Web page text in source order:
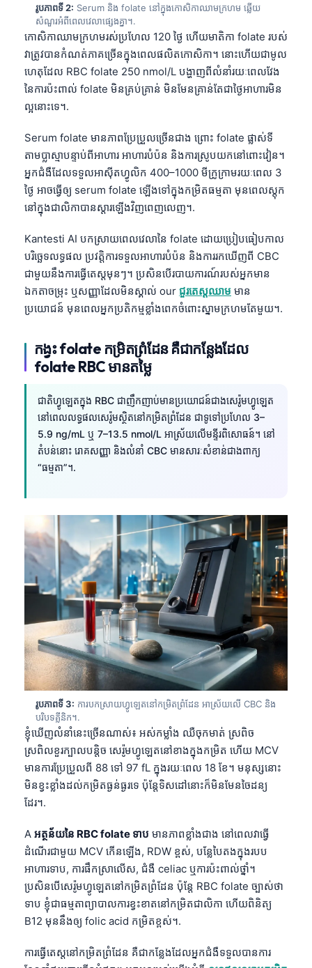
រូបភាពទី 2: Serum និង folate នៅក្នុងកោសិកាឈាមក្រហម ឆ្លើយ
សំណួរអំពីពេលវេលាផ្សេងគ្នា។.
កោសិកាឈាមក្រហមរស់ប្រហែល 120 ថ្ងៃ ហើយមាតិកា folate របស់
វាត្រូវបានកំណត់ភាគច្រើនក្នុងពេលផលិតកោសិកា។ នោះហើយជាមូល
ហេតុដែល RBC folate 250 nmol/L បង្ហាញពីលំនាំរយៈពេលវែង
នៃការប៉ះពាល់ folate មិនគ្រប់គ្រាន់ មិនមែនគ្រាន់តែជាថ្ងៃអាហារមិន
ល្អនោះទេ។.
Serum folate មានភាពប្រែប្រួលច្រើនជាង ព្រោះ folate ផ្លាស់ទី
តាមប្លាស្មាបន្ទាប់ពីអាហារ អាហារបំប៉ន និងការស្រូបយកនៅពោះវៀន។
អ្នកជំងឺដែលទទួលអាស៊ីតហ្វូលិក 400–1000 មីក្រូក្រាមរយៈពេល 3
ថ្ងៃ អាចធ្វើឲ្យ serum folate ឡើងទៅក្នុងកម្រិតធម្មតា មុនពេលស្តុក
នៅក្នុងជាលិកាបានស្តារឡើងវិញពេញលេញ។.
Kantesti AI បកស្រាយពេលវេលានៃ folate ដោយប្រៀបធៀបកាល
បរិច្ឆេទលទ្ធផល ប្រវត្តិការទទួលអាហារបំប៉ន និងការរកឃើញពី CBC
ជាមួយនឹងការធ្វើតេស្តមុនៗ។ ប្រសិនបើរបាយការណ៍របស់អ្នកមាន
ឯកតាចម្រុះ ឬសញ្ញាដែលមិនស្គាល់ our ជួរតេស្តឈាម មាន
ប្រយោជន៍ មុនពេលអ្នកប្រតិកម្មខ្លាំងពេកចំពោះស្នាមក្រហមតែមួយ។.
កង្វះ folate កម្រិតព្រំដែន គឺជាកន្លែងដែល
folate RBC មានតម្លៃ
ជាតិហ្វូឡេតក្នុង RBC ជាញឹកញាប់មានប្រយោជន៍ជាងសេរ៉ូមហ្វូឡេត
នៅពេលលទ្ធផលសេរ៉ូមស្ថិតនៅកម្រិតព្រំដែន ជាទូទៅប្រហែល 3–
5.9 ng/mL ឬ 7–13.5 nmol/L អាស្រ័យលើមន្ទីរពិសោធន៍។ នៅ
តំបន់នោះ រោគសញ្ញា និងលំនាំ CBC មានសារៈសំខាន់ជាងពាក្យ
“ធម្មតា”។.
រូបភាពទី 3: ការបកស្រាយហ្វូឡេតនៅកម្រិតព្រំដែន អាស្រ័យលើ CBC និង
បរិបទគ្លីនិក។.
ខ្ញុំឃើញលំនាំនេះច្រើនណាស់៖ អស់កម្លាំង ឈឺចុកមាត់ ស្រពិច
ស្រពិលខួរក្បាលបន្តិច សេរ៉ូមហ្វូឡេតនៅខាងក្នុងកម្រិត ហើយ MCV
មានការប្រែប្រួលពី 88 ទៅ 97 fL ក្នុងរយៈពេល 18 ខែ។ មនុស្សនោះ
មិនខ្វះខ្លាំងដល់កម្រិតធ្ងន់ធ្ងរទេ ប៉ុន្តែទិសដៅនោះក៏មិនមែនចៃដន្យ
ដែរ។.
A អត្ថន័យនៃ RBC folate ទាប មានភាពខ្លាំងជាង នៅពេលវាធ្វើ
ដំណើរជាមួយ MCV កើនឡើង, RDW ខ្ពស់, បន្លែបៃតងក្នុងរបប
អាហារទាប, ការផឹកស្រាលើស, ជំងឺ celiac ឬការប៉ះពាល់ថ្នាំ។
ប្រសិនបើសេរ៉ូមហ្វូឡេតនៅកម្រិតព្រំដែន ប៉ុន្តែ RBC folate ច្បាស់ថា
ទាប ខ្ញុំជាធម្មតាព្យាបាលការខ្វះខាតនៅកម្រិតជាលិកា ហើយពិនិត្យ
B12 មុននឹងឲ្យ folic acid កម្រិតខ្ពស់។.
ការធ្វើតេស្តនៅកម្រិតព្រំដែន គឺជាកន្លែងដែលអ្នកជំងឺទទួលបានការ